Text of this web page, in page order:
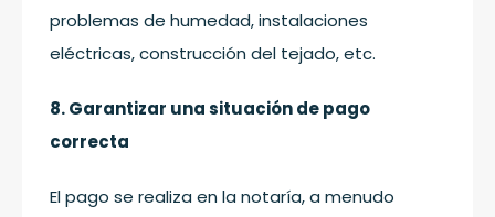
problemas de humedad, instalaciones
eléctricas, construcción del tejado, etc.
8. Garantizar una situación de pago
correcta
El pago se realiza en la notaría, a menudo